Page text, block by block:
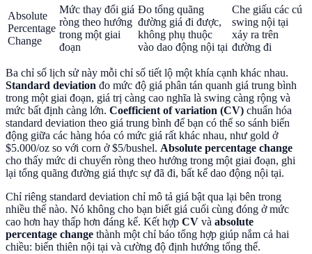
Absolute
Percentage
Change
Mức thay đổi giá
ròng theo hướng
trong một giai
đoạn
Đo tổng quãng
đường giá đi được,
không phụ thuộc
vào dao động nội tại
Che giấu các cú
swing nội tại
xảy ra trên
đường đi
Ba chỉ số lịch sử này mỗi chỉ số tiết lộ một khía cạnh khác nhau.
Standard deviation đo mức độ giá phân tán quanh giá trung bình
trong một giai đoạn, giá trị càng cao nghĩa là swing càng rộng và
mức bất định càng lớn. Coefficient of variation (CV) chuẩn hóa
standard deviation theo giá trung bình để bạn có thể so sánh biến
động giữa các hàng hóa có mức giá rất khác nhau, như gold ở
$5.000/oz so với corn ở $5/bushel. Absolute percentage change
cho thấy mức di chuyển ròng theo hướng trong một giai đoạn, ghi
lại tổng quãng đường giá thực sự đã đi, bất kể dao động nội tại.
Chỉ riêng standard deviation chỉ mô tả giá bật qua lại bên trong
nhiều thế nào. Nó không cho bạn biết giá cuối cùng đóng ở mức
cao hơn hay thấp hơn đáng kể. Kết hợp CV và absolute
percentage change thành một chỉ báo tổng hợp giúp nắm cả hai
chiều: biến thiên nội tại và cường độ định hướng tổng thể.